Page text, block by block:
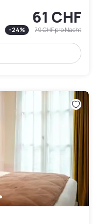
61 CHF
-24% 79 CHFpro Nacht